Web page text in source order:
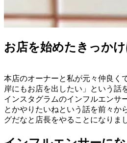
お店を始めたきっかけ
本店のオーナーと私が元々仲良く
岸にもお店を出したい」という話
インスタグラムのインフルエンサ
とかやりたいねという話を前々か
グだなと店長をやることになりま